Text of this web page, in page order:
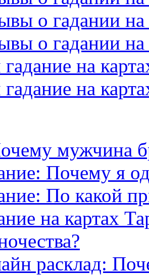
о гадании на
о гадании на
на
на
мужчина
Почему я
По какой
на картах
расклад: